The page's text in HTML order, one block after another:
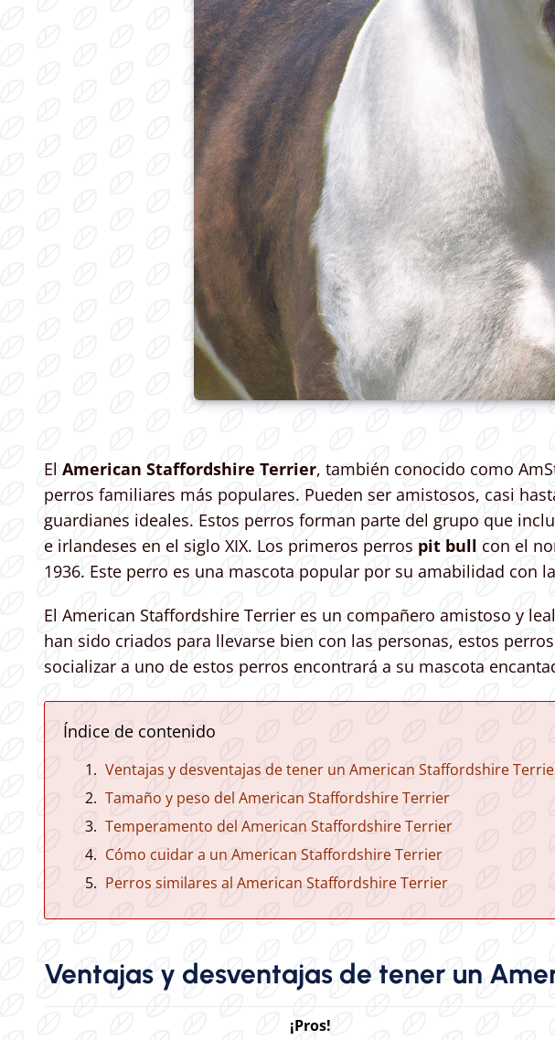
El American Staffordshire Terrier, también conocido como
perros familiares más populares. Pueden ser amistosos, casi
guardianes ideales. Estos perros forman parte del grupo que
e irlandeses en el siglo XIX. Los primeros perros pit bull con el
1936. Este perro es una mascota popular por su amabilidad con
El American Staffordshire Terrier es un compañero amistoso y
han sido criados para llevarse bien con las personas, estos
socializar a uno de estos perros encontrará a su mascota
Índice de contenido
Ventajas y desventajas de tener un American Staffordshire
Tamaño y peso del American Staffordshire Terrier
Temperamento del American Staffordshire Terrier
Cómo cuidar a un American Staffordshire Terrier
Perros similares al American Staffordshire Terrier
Ventajas y desventajas de tener un
¡Pros!